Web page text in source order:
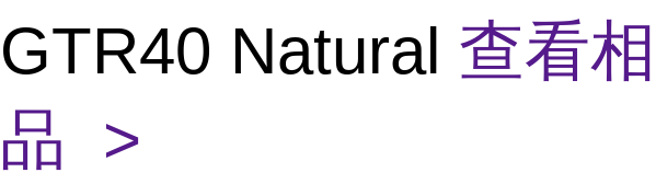
GTR40 Natural 查看
品 >